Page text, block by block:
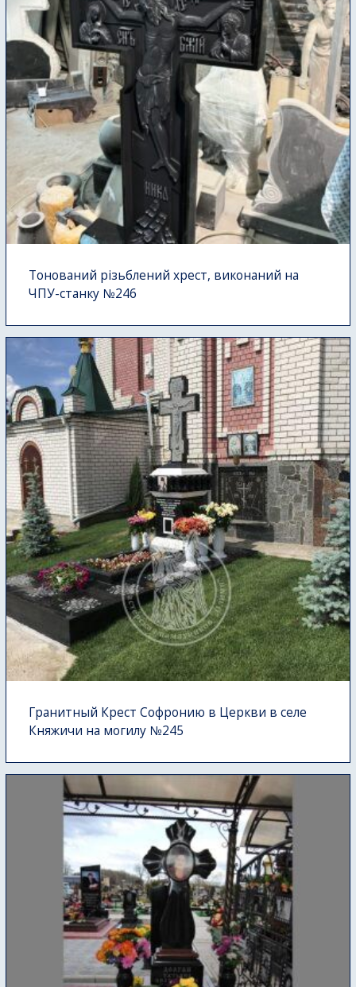
Тонований різьблений хрест, виконаний на
ЧПУ-станку №246
Гранитный Крест Софронию в Церкви в селе
Княжичи на могилу №245